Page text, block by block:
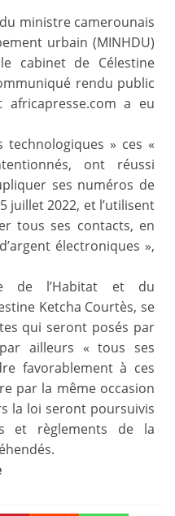
ministre camerounais
urbain (MINHDU)
cabinet de Célestine
rendu public
a eu
» ces «
ont réussi
ses numéros de
juillet 2022, et l’utilisent
tous ses contacts, en
électroniques »,
de l’Habitat et du
Ketcha Courtès, se
qui seront posés par
ailleurs « tous ses
favorablement à ces
par la même occasion
la loi seront poursuivis
et règlements de la